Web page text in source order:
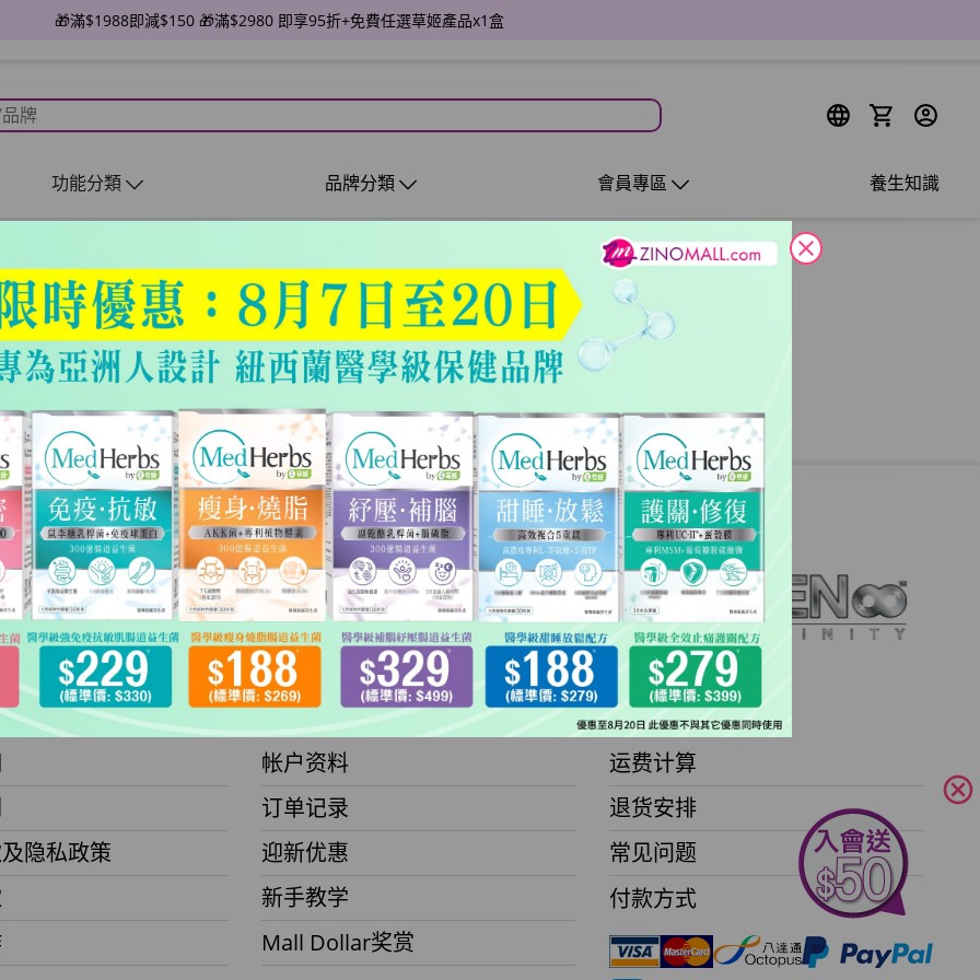
🎁滿$1988即減$150 🎁滿$2980 即享95折+免費任選草姬產品x1盒
功能分類 品牌分類 會員專區 養生知識
隐私政策
会员
帐户资料
订单记录
迎新优惠
新手教学
Mall Dollar奖赏
客户服务
运费计算
退货安排
常见问题
付款方式
close
cancel